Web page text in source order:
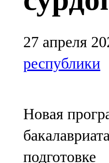
Кама тамагы
71,51 FM
Кукмара
107,9 FM
102,1 FM
Мамадыш
27 апреля
республики
Новая
подготовке